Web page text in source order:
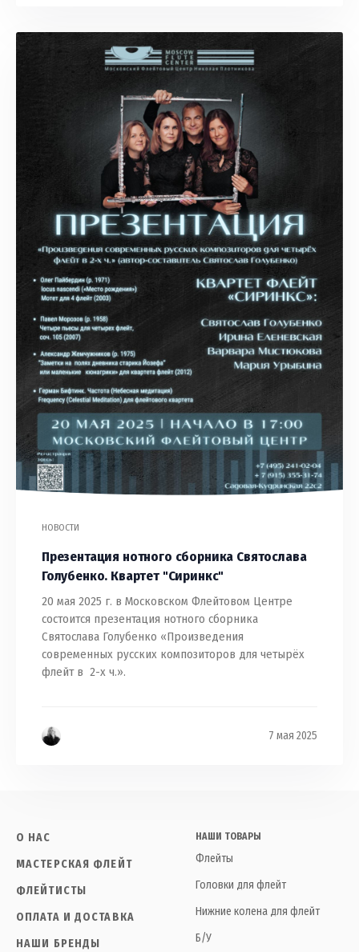
НОВОСТИ
Презентация нотного сборника Святослава
Голубенко. Квартет "Сиринкс"
20 мая 2025 г. в Московском Флейтовом Центре
состоится презентация нотного сборника
Святослава Голубенко «Произведения
современных русских композиторов для четырёх
флейт в 2-х ч.».
7 мая 2025
О НАС
МАСТЕРСКАЯ ФЛЕЙТ
ФЛЕЙТИСТЫ
ОПЛАТА И ДОСТАВКА
НАШИ БРЕНДЫ
НАШИ ТОВАРЫ
Флейты
Головки для флейт
Нижние колена для флейт
Б/У